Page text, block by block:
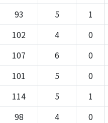
93 5 1
102 4 0
107 6 0
101 5 0
114 5 1
98 4 0